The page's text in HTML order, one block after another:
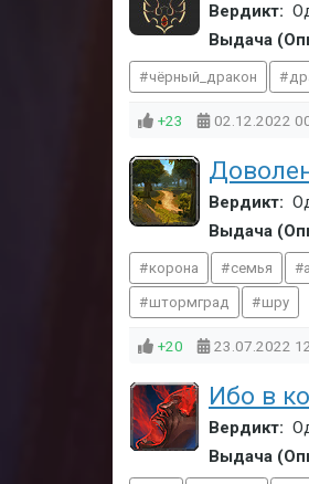
Вердикт:
Выдача
чёрный_дракон
+23 02.12.2022
Вердикт:
Выдача
корона семья
штормград шру
+20 23.07.2022
Ибо в
Вердикт:
Выдача